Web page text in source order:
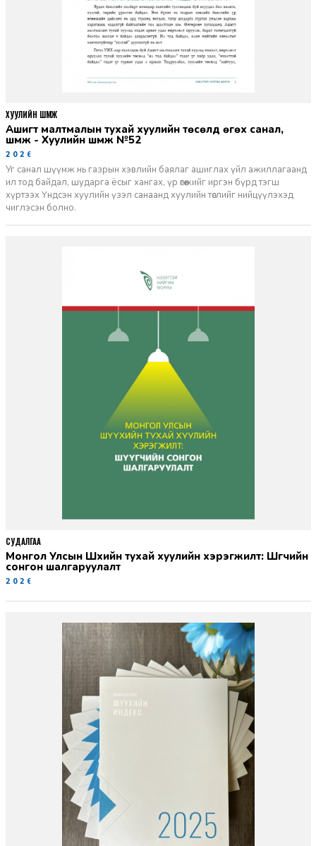
Ашигт малтмалын тухай хуулийн төсөлд өгөх санал,
шүүмж - Хуулийн шүүмж №52
2026-06-29
Уг санал шүүмж нь газрын хэвлийн баялаг ашиглах үйл ажиллагаанд
ил тод байдал, шударга ёсыг хангах, үр өгөөжийг иргэн бүрд тэгш
хүртээх Үндсэн хуулийн үзэл санаанд хуулийн төслийг нийцүүлэхэд
чиглэсэн болно.
ХУУЛИЙН ШҮҮМЖ
Монгол Улсын Шүүхийн тухай хуулийн хэрэгжилт: Шүүгчийн
сонгон шалгаруулалт
2026-06-19
СУДАЛГАА